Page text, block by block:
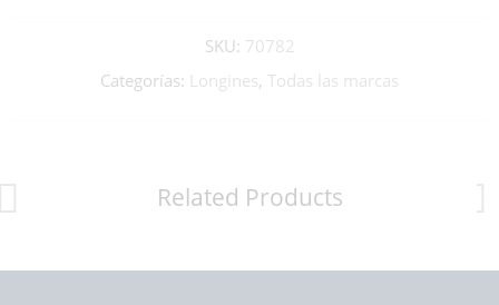
SKU: 70782
Categorías: Longines, Todas las marcas
Related Products